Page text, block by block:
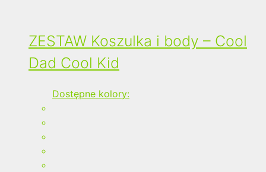
ZESTAW Koszulka i body – Cool
Dad Cool Kid
Dostępne kolory: